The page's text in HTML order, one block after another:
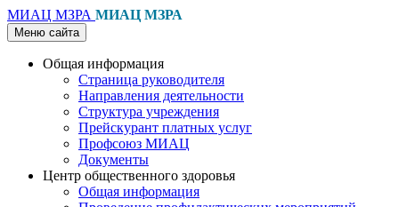
МИАЦ МЗРА МИАЦ МЗРА
Меню сайта
Общая информация
Страница руководителя
Направления деятельности
Структура учреждения
Прейскурант платных услуг
Профсоюз МИАЦ
Документы
Центр общественного здоровья
Общая информация